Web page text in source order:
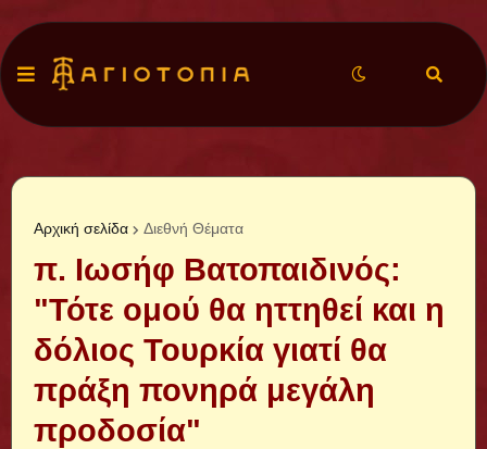
Αρχική σελίδα Διεθνή Θέματα
π. Ιωσήφ Βατοπαιδινός:
"Τότε ομού θα ηττηθεί και η
δόλιος Τουρκία γιατί θα
πράξη πονηρά μεγάλη
προδοσία"